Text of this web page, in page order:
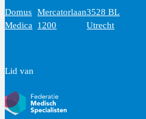
Domus
Medica
Mercatorlaan
1200
3528 BL
Utrecht
Lid van